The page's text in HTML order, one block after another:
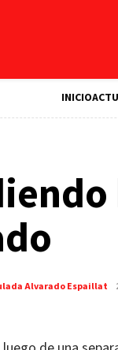
INICIO
Alvarado Espaillat